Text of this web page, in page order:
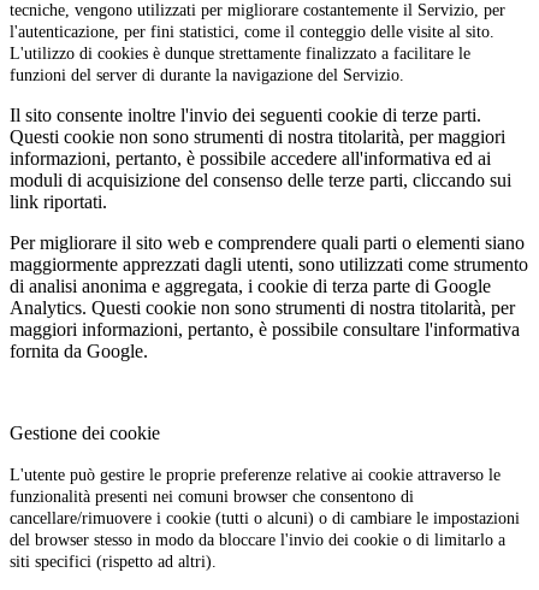
tecniche, vengono utilizzati per migliorare costantemente il Servizio, per
l'autenticazione, per fini statistici, come il conteggio delle visite al sito.
L'utilizzo di cookies è dunque strettamente finalizzato a facilitare le
funzioni del server di durante la navigazione del Servizio.
Il sito consente inoltre l'invio dei seguenti cookie di terze parti.
Questi cookie non sono strumenti di nostra titolarità, per maggiori
informazioni, pertanto, è possibile accedere all'informativa ed ai
moduli di acquisizione del consenso delle terze parti, cliccando sui
link riportati.
Per migliorare il sito web e comprendere quali parti o elementi siano
maggiormente apprezzati dagli utenti, sono utilizzati come strumento
di analisi anonima e aggregata, i cookie di terza parte di Google
Analytics. Questi cookie non sono strumenti di nostra titolarità, per
maggiori informazioni, pertanto, è possibile consultare l'informativa
fornita da Google.
Gestione dei cookie
L'utente può gestire le proprie preferenze relative ai cookie attraverso le
funzionalità presenti nei comuni browser che consentono di
cancellare/rimuovere i cookie (tutti o alcuni) o di cambiare le impostazioni
del browser stesso in modo da bloccare l'invio dei cookie o di limitarlo a
siti specifici (rispetto ad altri).